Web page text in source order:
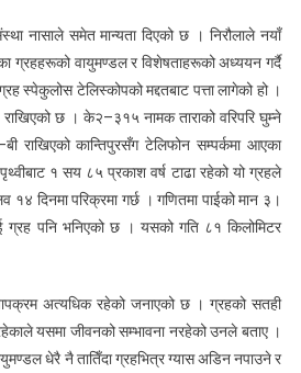
नासाले समेत मान्यता दिएको छ । निरौलाले नयाँ
ग्रहहरूको वायुमण्डल र विशेषताहरूको अध्ययन गर्दै
स्पेकुलोस टेलिस्कोपको मद्दतबाट पत्ता लागेको हो ।
छ । के२–३१५ नामक ताराको वरिपरि घुम्ने
राखिएको कान्तिपुरसँग टेलिफोन सम्पर्कमा आएका
१ सय ८५ प्रकाश वर्ष टाढा रहेको यो ग्रहले
दिनमा परिक्रमा गर्छ । गणितमा पाईको मान ३।
ग्रह पनि भनिएको छ । यसको गति ८१ किलोमिटर
अत्यधिक रहेको जनाएको छ । ग्रहको सतही
यसमा जीवनको सम्भावना नरहेको उनले बताए ।
धेरै नै तातिँदा ग्रहभित्र ग्यास अडिन नपाउने र